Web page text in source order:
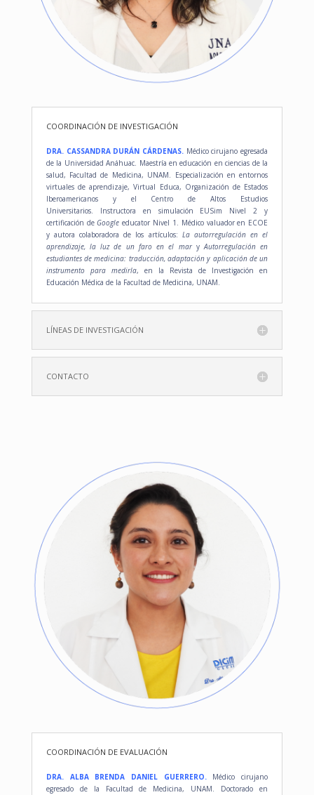
COORDINACIÓN DE INVESTIGACIÓN
DRA. CASSANDRA DURÁN CÁRDENAS. Médico cirujano egresada
de la Universidad Anáhuac. Maestría en educación en ciencias de la
salud, Facultad de Medicina, UNAM. Especialización en entornos
virtuales de aprendizaje, Virtual Educa, Organización de Estados
Iberoamericanos y el Centro de Altos Estudios
Universitarios. Instructora en simulación EUSim Nivel 2 y
certificación deGoogle educator Nivel 1. Médico valuador en ECOE
y autora colaboradora de los artículos: La autorregulación en el
aprendizaje, la luz de un faro en el maryAutorregulación en
estudiantes de medicina: traducción, adaptación y aplicación de un
instrumento para medirla, en la Revista de Investigación en
Educación Médica de la Facultad de Medicina, UNAM.
LÍNEAS DE INVESTIGACIÓN
CONTACTO
COORDINACIÓN DE EVALUACIÓN
DRA. ALBA BRENDA DANIEL GUERRERO. Médico cirujano
egresado de la Facultad de Medicina, UNAM. Doctorado en